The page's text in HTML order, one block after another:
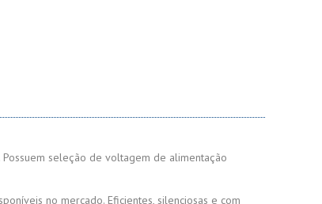
Possuem seleção de voltagem de alimentação
no mercado. Eficientes, silenciosas e com